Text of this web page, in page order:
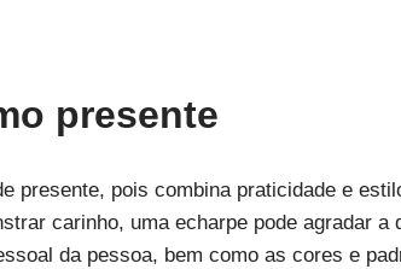
presente
presente, pois combina praticidade e
carinho, uma echarpe pode agradar
da pessoa, bem como as cores e